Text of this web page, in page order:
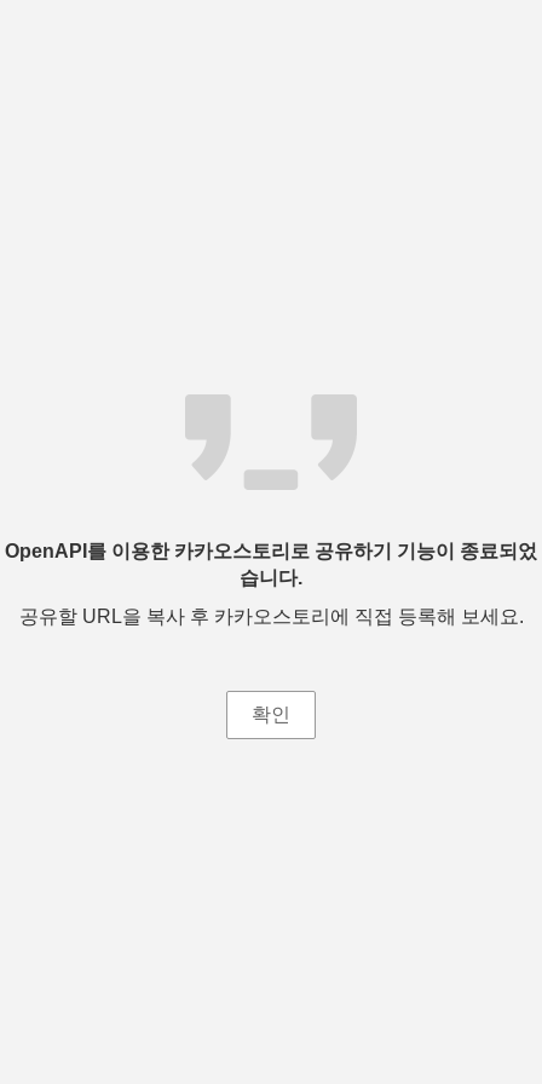
OpenAPI를 이용한 카카오스토리로 공유하기 기능이 종료되었
습니다.
공유할 URL을 복사 후 카카오스토리에 직접 등록해 보세요.
확인